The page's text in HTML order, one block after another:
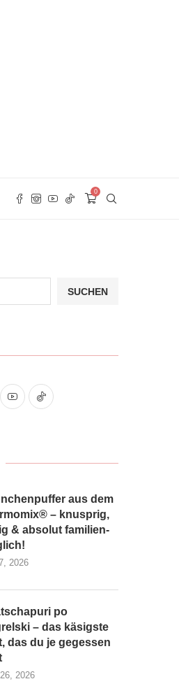
0
SUCHEN
aus dem
– knusprig,
& absolut familien­
2026
po
– das käsigste
das du je gegessen
2026